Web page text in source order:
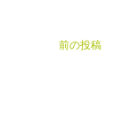
前の投稿